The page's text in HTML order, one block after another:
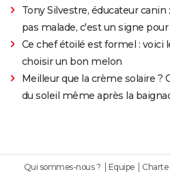
Tony Silvestre, éducateur
pas malade, c'est un signe
Ce chef étoilé est formel : voici
choisir un bon melon
Meilleur que la crème solaire ?
du soleil même après la
Qui sommes-nous ? Equipe Charte